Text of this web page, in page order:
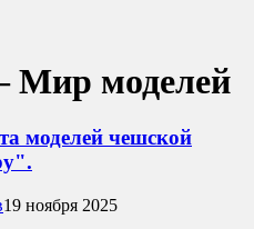
Мир моделей
моделей чешской
19 ноября 2025